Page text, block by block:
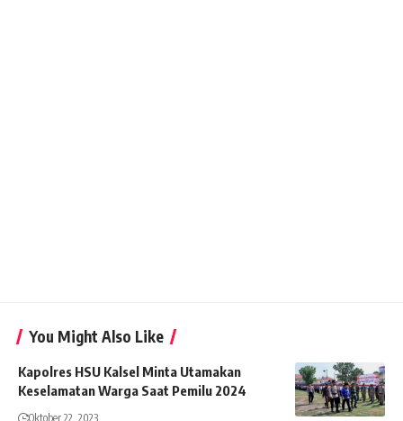
You Might Also Like
Kapolres HSU Kalsel Minta Utamakan
Keselamatan Warga Saat Pemilu 2024
Oktober 22, 2023